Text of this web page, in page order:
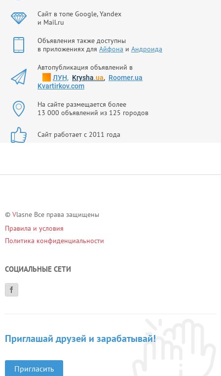
Сайт в топе Google, Yandex
и Mail.ru
Объявления также доступны
в приложениях для Айфона и Андроида
Автопубликация объявлений в
ЛУН, Krysha.ua, Roomer.ua
Kvartirkov.com
На сайте размещается более
13 000 объявлений из 125 городов
Сайт работает с 2011 года
© Vlasne Все права защищены
Правила и условия
Политика конфиденциальности
СОЦИАЛЬНЫЕ СЕТИ
Приглашай друзей и зарабатывай!
Пригласить